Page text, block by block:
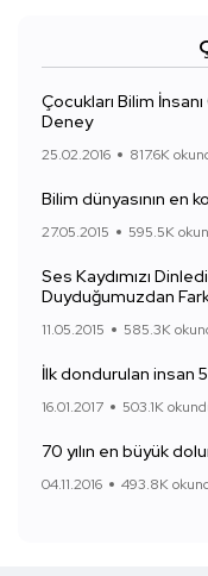
Çocukları Bilim
Deney
25.02.2016 817.6K
Bilim dünyasının en
27.05.2015 595.5K
Ses Kaydımızı
Duyduğumuzdan
11.05.2015 585.3K
İlk dondurulan insan
16.01.2017 503.1K
70 yılın en büyük
04.11.2016 493.8K